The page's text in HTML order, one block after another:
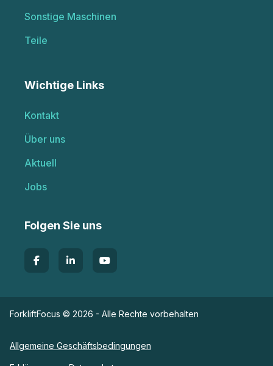
Sonstige Maschinen
Teile
Wichtige Links
Kontakt
Über uns
Aktuell
Jobs
Folgen Sie uns
ForkliftFocus © 2026 - Alle Rechte vorbehalten
Allgemeine Geschäftsbedingungen